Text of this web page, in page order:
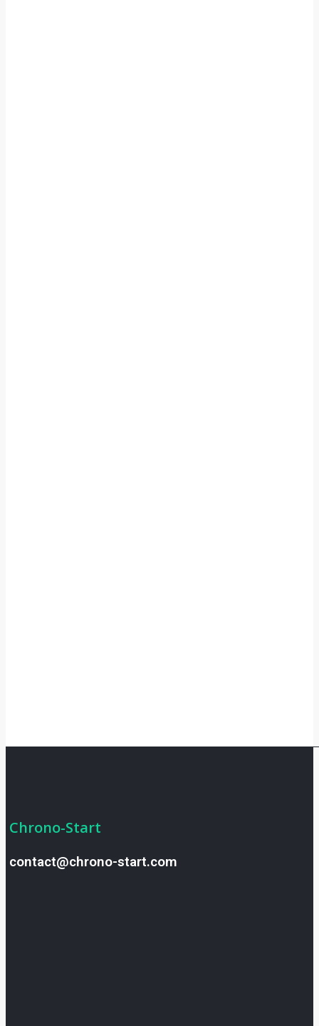
Chrono-Start
contact@chrono-start.com